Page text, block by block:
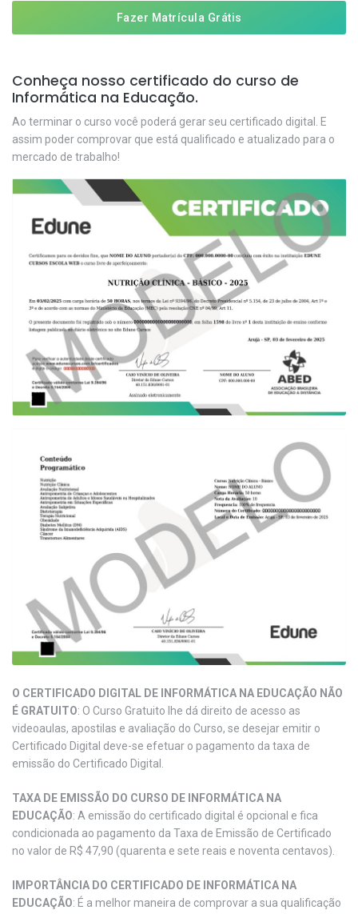
Fazer Matrícula Grátis
Conheça nosso certificado do curso de
Informática na Educação.
Ao terminar o curso você poderá gerar seu certificado digital. E
assim poder comprovar que está qualificado e atualizado para o
mercado de trabalho!
O CERTIFICADO DIGITAL DE INFORMÁTICA NA EDUCAÇÃO NÃO
É GRATUITO: O Curso Gratuito lhe dá direito de acesso as
videoaulas, apostilas e avaliação do Curso, se desejar emitir o
Certificado Digital deve-se efetuar o pagamento da taxa de
emissão do Certificado Digital.
TAXA DE EMISSÃO DO CURSO DE INFORMÁTICA NA
EDUCAÇÃO: A emissão do certificado digital é opcional e fica
condicionada ao pagamento da Taxa de Emissão de Certificado
no valor de R$ 47,90 (quarenta e sete reais e noventa centavos).
IMPORTÂNCIA DO CERTIFICADO DE INFORMÁTICA NA
EDUCAÇÃO: É a melhor maneira de comprovar a sua qualificação